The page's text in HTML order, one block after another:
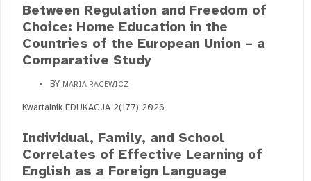
Between Regulation and Freedom of
Choice: Home Education in the
Countries of the European Union – a
Comparative Study
BY MARIA RACEWICZ
Kwartalnik EDUKACJA 2(177) 2026
Individual, Family, and School
Correlates of Effective Learning of
English as a Foreign Language